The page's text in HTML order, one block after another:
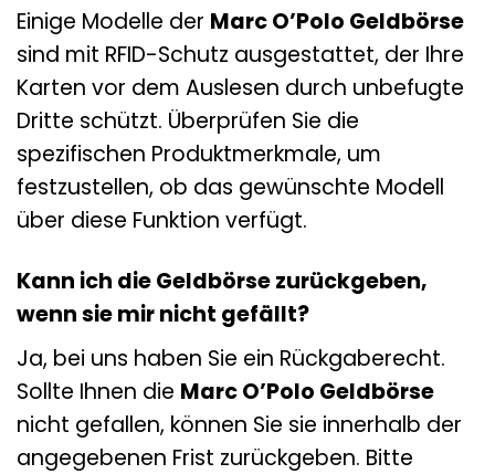
Einige Modelle der Marc O’Polo Geldbörse
sind mit RFID-Schutz ausgestattet, der Ihre
Karten vor dem Auslesen durch unbefugte
Dritte schützt. Überprüfen Sie die
spezifischen Produktmerkmale, um
festzustellen, ob das gewünschte Modell
über diese Funktion verfügt.
Kann ich die Geldbörse zurückgeben,
wenn sie mir nicht gefällt?
Ja, bei uns haben Sie ein Rückgaberecht.
Sollte Ihnen die Marc O’Polo Geldbörse
nicht gefallen, können Sie sie innerhalb der
angegebenen Frist zurückgeben. Bitte